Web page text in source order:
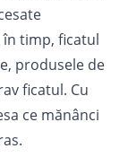
timp, ficatul
produsele de
ficatul. Cu
ce mănânci
.